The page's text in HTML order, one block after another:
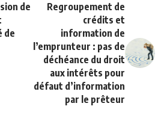
de
de
Regroupement de
crédits et
information de
l’emprunteur : pas de
déchéance du droit
aux intérêts pour
défaut d’information
par le prêteur